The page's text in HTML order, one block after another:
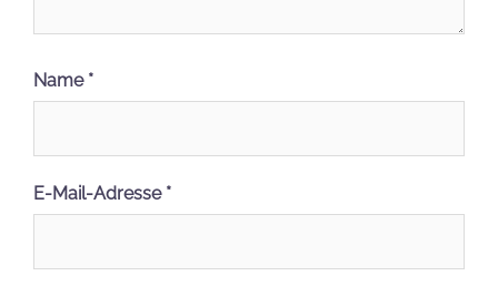
Name *
E-Mail-Adresse *